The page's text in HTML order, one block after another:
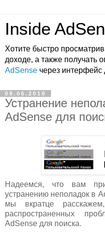
Inside
Хотите быстро
доходе, а также получать
AdSense через интерфейс
09.06.2010
Устранение
AdSense для
Надеемся, что вам
устранению неполадок в
мы вкратце
распространенных
AdSense для поиска.